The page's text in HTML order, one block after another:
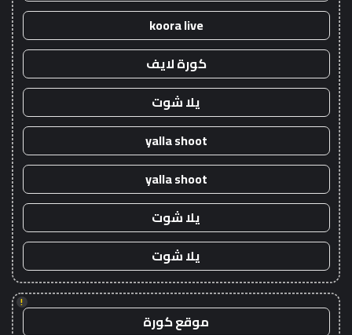
koora live
كورة لايف
يلا شوت
yalla shoot
yalla shoot
يلا شوت
يلا شوت
!
موقع كورة